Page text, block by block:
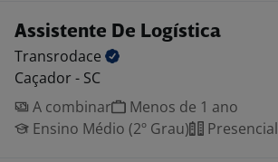
Assistente De Logística
Transrodace
Caçador - SC
A combinar
Menos de 1 ano
Ensino Médio (2º Grau)
Presencial